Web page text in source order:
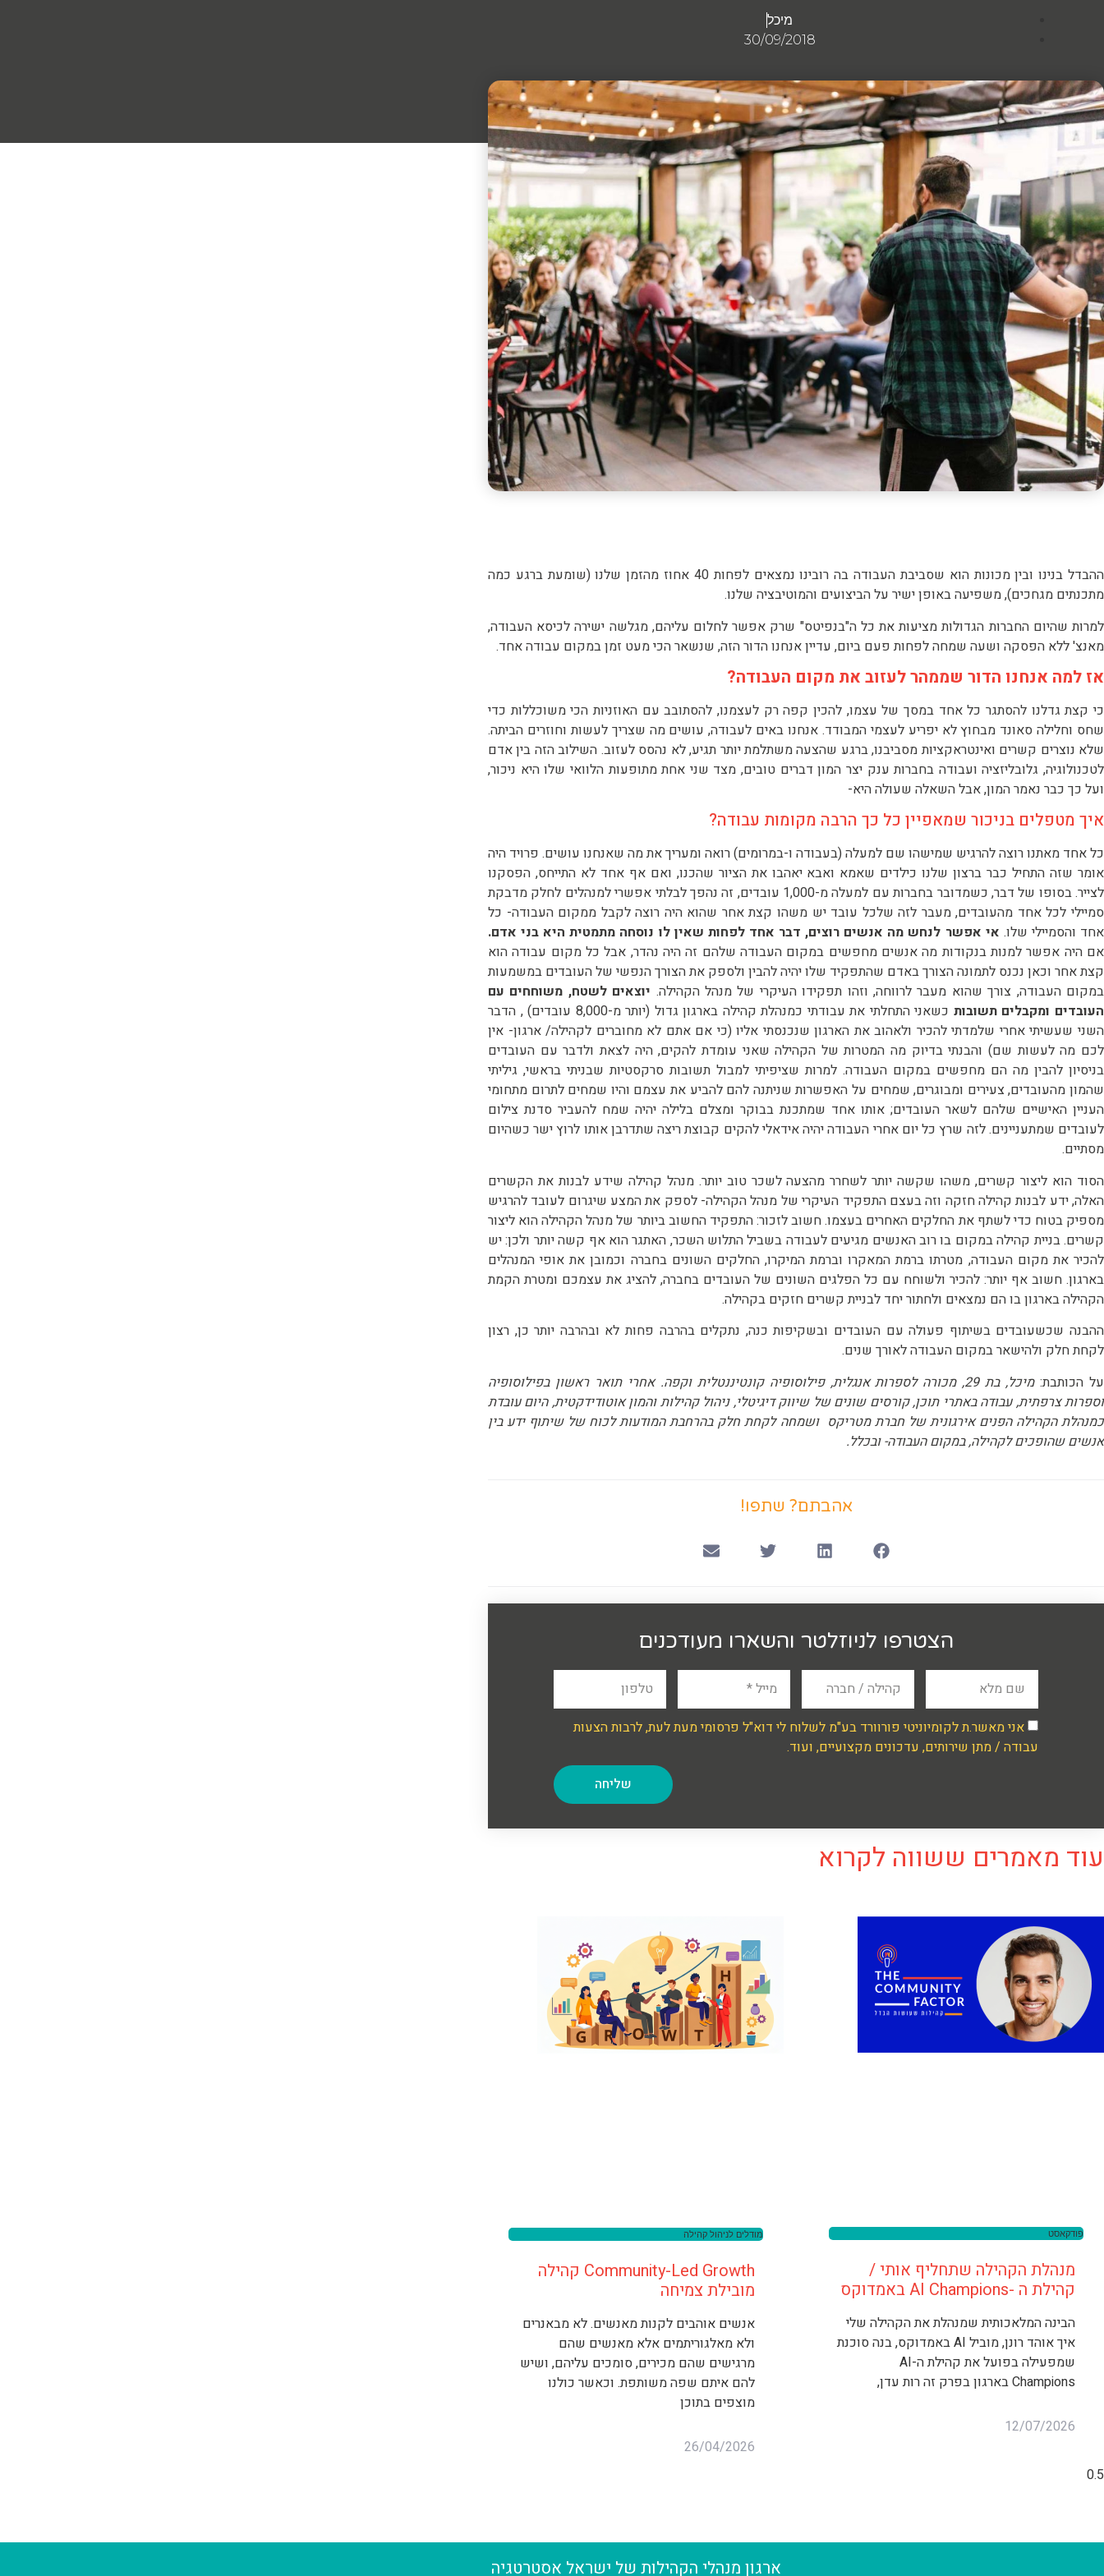
מיכל
30/09/2018
ההבדל בנינו ובין מכונות הוא שסביבת העבודה בה רובינו נמצאים לפחות 40 אחוז מהזמן שלנו (שומעת ברגע כמה
מתכנתים מגחכים), משפיעה באופן ישיר על הביצועים והמוטיבציה שלנו.
למרות שהיום החברות הגדולות מציעות את כל ה"בנפיטס" שרק אפשר לחלום עליהם, מגלשה ישירה לכיסא העבודה,
מאנצ' ללא הפסקה ושעה שמחה לפחות פעם ביום, עדיין אנחנו הדור הזה, שנשאר הכי מעט זמן במקום עבודה אחד.
אז למה אנחנו הדור שממהר לעזוב את מקום העבודה?
כי קצת גדלנו להסתגר כל אחד במסך של עצמו, להכין קפה רק לעצמנו, להסתובב עם האוזניות הכי משוכללות כדי
שחס וחלילה סאונד מבחוץ לא יפריע לעצמי המבודד. אנחנו באים לעבודה, עושים מה שצריך לעשות וחוזרים הביתה.
שלא נוצרים קשרים ואינטראקציות מסביבנו, ברגע שהצעה משתלמת יותר תגיע, לא נהסס לעזוב. השילוב הזה בין אדם
לטכנולוגיה, גלובליזציה ועבודה בחברות ענק יצר המון דברים טובים, מצד שני אחת מתופעות הלוואי שלו היא ניכור,
ועל כך כבר נאמר המון, אבל השאלה שעולה היא-
איך מטפלים בניכור שמאפיין כל כך הרבה מקומות עבודה?
כל אחד מאתנו רוצה להרגיש שמישהו שם למעלה (בעבודה ו-במרומים) רואה ומעריך את מה שאנחנו עושים. פרויד היה
אומר שזה התחיל כבר ברצון שלנו כילדים שאמא ואבא יאהבו את הציור שהכנו, ואם אף אחד לא התייחס, הפסקנו
לצייר. בסופו של דבר, כשמדובר בחברות עם למעלה מ-1,000 עובדים, זה נהפך לבלתי אפשרי למנהלים לחלק מדבקת
סמיילי לכל אחד מהעובדים, מעבר לזה שלכל עובד יש משהו קצת אחר שהוא היה רוצה לקבל ממקום העבודה- כל
אחד והסמיילי שלו. אי אפשר לנחש מה אנשים רוצים, דבר אחד לפחות שאין לו נוסחה מתמטית היא בני אדם.
אם היה אפשר למנות בנקודות מה אנשים מחפשים במקום העבודה שלהם זה היה נהדר, אבל כל מקום עבודה הוא
קצת אחר וכאן נכנס לתמונה הצורך באדם שהתפקיד שלו יהיה להבין ולספק את הצורך הנפשי של העובדים במשמעות
במקום העבודה, צורך שהוא מעבר לרווחה, וזהו תפקידו העיקרי של מנהל הקהילה. יוצאים לשטח, משוחחים עם
העובדים ומקבלים תשובות
כשאני התחלתי את עבודתי כמנהלת קהילה בארגון גדול (יותר מ-8,000 עובדים) , הדבר
השני שעשיתי אחרי שלמדתי להכיר ולאהוב את הארגון שנכנסתי אליו (כי אם אתם לא מחוברים לקהילה/ ארגון- אין
לכם מה לעשות שם) והבנתי בדיוק מה המטרות של הקהילה שאני עומדת להקים, היה לצאת ולדבר עם העובדים
בניסיון להבין מה הם מחפשים במקום העבודה. למרות שציפיתי למבול תשובות סרקסטיות שבניתי בראשי, גיליתי
שהמון מהעובדים, צעירים ומבוגרים, שמחים על האפשרות שניתנה להם להביע את עצמם והיו שמחים לתרום מתחומי
העניין האישיים שלהם לשאר העובדים; אותו אחד שמתכנת בבוקר ומצלם בלילה יהיה שמח להעביר סדנת צילום
לעובדים שמתעניינים. לזה שרץ כל יום אחרי העבודה יהיה אידאלי להקים קבוצת ריצה שתדרבן אותו לרוץ ישר כשהיום
מסתיים.
הסוד הוא ליצור קשרים, משהו שקשה יותר לשחרר מהצעה לשכר טוב יותר. מנהל קהילה שידע לבנות את הקשרים
האלה, ידע לבנות קהילה חזקה וזה בעצם התפקיד העיקרי של מנהל הקהילה- לספק את המצע שיגרום לעובד להרגיש
מספיק בטוח כדי לשתף את החלקים האחרים בעצמו. חשוב לזכור: התפקיד החשוב ביותר של מנהל הקהילה הוא ליצור
קשרים. בניית קהילה במקום בו רוב האנשים מגיעים לעבודה בשביל התלוש השכר, האתגר הוא אף קשה יותר ולכן: יש
להכיר את מקום העבודה, מטרתו ברמת המאקרו וברמת המיקרו, החלקים השונים בחברה וכמובן את אופי המנהלים
בארגון. חשוב אף יותר: להכיר ולשוחח עם כל הפלגים השונים של העובדים בחברה, להציג את עצמכם ומטרת הקמת
הקהילה בארגון בו הם נמצאים ולחתור יחד לבניית קשרים חזקים בקהילה.
ההבנה שכשעובדים בשיתוף פעולה עם העובדים ובשקיפות כנה, נתקלים בהרבה פחות לא ובהרבה יותר כן, רצון
לקחת חלק ולהישאר במקום העבודה לאורך שנים.
על הכותבת:
מיכל, בת 29, מכורה לספרות אנגלית, פילוסופיה קונטיננטלית וקפה. אחרי תואר ראשון בפילוסופיה
וספרות צרפתית, עבודה באתרי תוכן, קורסים שונים של שיווק דיגיטלי, ניהול קהילות והמון אוטודידקטית, היום עובדת
כמנהלת הקהילה הפנים אירגונית של חברת מטריקס ושמחה לקחת חלק בהרחבת המודעות לכוח של שיתוף ידע בין
אנשים שהופכים לקהילה, במקום העבודה- ובכלל.
אהבתם? שתפו!
הצטרפו לניוזלטר והשארו מעודכנים
אני מאשר.ת לקומיוניטי פורוורד בע"מ לשלוח לי דוא"ל פרסומי מעת לעת, לרבות הצעות
עבודה / מתן שירותים, עדכונים מקצועיים, ועוד.
שליחה
עוד מאמרים ששווה לקרוא
פודקאסט
מנהלת הקהילה שתחליף אותי /
קהילת ה -AI Champions באמדוקס
הבינה המלאכותית שמנהלת את הקהילה שלי
איך אוהד רונן, מוביל AI באמדוקס, בנה סוכנת
שמפעילה בפועל את קהילת ה-AI
Champions בארגון בפרק זה רות עדן,
12/07/2026
מודלים לניהול קהילה
Community-Led Growth קהילה
מובילת צמיחה
אנשים אוהבים לקנות מאנשים. לא מבאנרים
ולא מאלגוריתמים אלא מאנשים שהם
מרגישים שהם מכירים, סומכים עליהם, ושיש
להם איתם שפה משותפת. וכאשר כולנו
מוצפים בתוכן
26/04/2026
ארגון מנהלי הקהילות של ישראל אסטרטגיה